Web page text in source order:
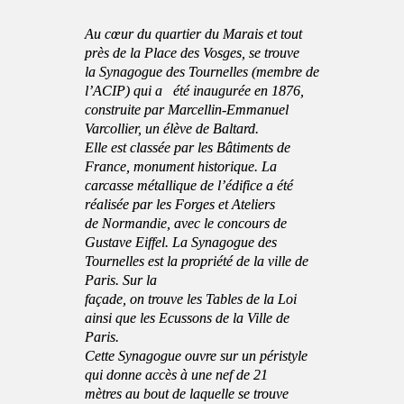
Au cœur du quartier du Marais et tout
près de la Place des Vosges, se trouve
la Synagogue des Tournelles (membre de
l’ACIP) qui a été inaugurée en 1876,
construite par Marcellin-Emmanuel
Varcollier, un élève de Baltard.
Elle est classée par les Bâtiments de
France, monument historique. La
carcasse métallique de l’édifice a été
réalisée par les Forges et Ateliers
de Normandie, avec le concours de
Gustave Eiffel. La Synagogue des
Tournelles est la propriété de la ville de
Paris. Sur la
façade, on trouve les Tables de la Loi
ainsi que les Ecussons de la Ville de
Paris.
Cette Synagogue ouvre sur un péristyle
qui donne accès à une nef de 21
mètres au bout de laquelle se trouve